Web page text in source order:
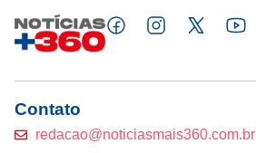
Contato
redacao@noticiasmais360.com.br